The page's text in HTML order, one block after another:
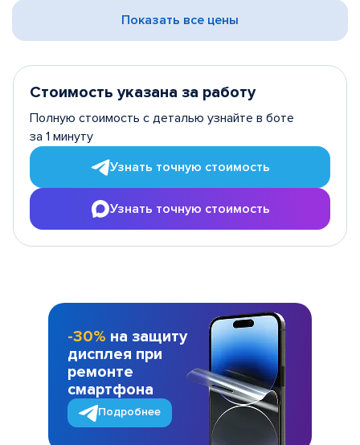
Показать все цены
Стоимость указана за работу
Полную стоимость с деталью узнайте в боте
за 1 минуту
Узнать точную стоимость
Узнать точную стоимость
-30% на защиту
дисплея при
ремонте
смартфона
Подробнее